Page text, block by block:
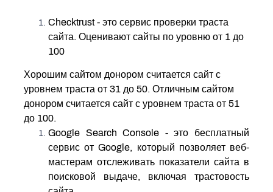
Checktrust - это сервис проверки траста
сайта. Оценивают сайты по уровню от 1 до
100
Хорошим сайтом донором считается сайт с
уровнем траста от 31 до 50. Отличным сайтом
донором считается сайт с уровнем траста от 51
до 100.
Google Search Console - это бесплатный
сервис от Google, который позволяет веб-
мастерам отслеживать показатели сайта в
поисковой выдаче, включая трастовость